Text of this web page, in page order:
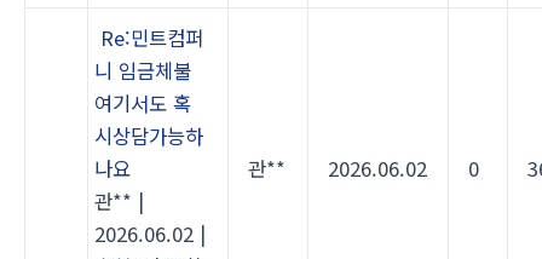
Re:민트컴퍼
니 임금체불
여기서도 혹
시상담가능하
나요
관** |
2026.06.02 |
관** 2026.06.02 0